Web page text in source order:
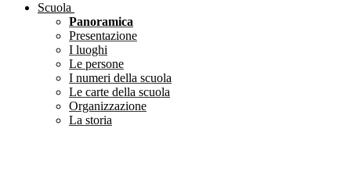
Scuola
Panoramica
Presentazione
I luoghi
Le persone
I numeri della scuola
Le carte della scuola
Organizzazione
La storia